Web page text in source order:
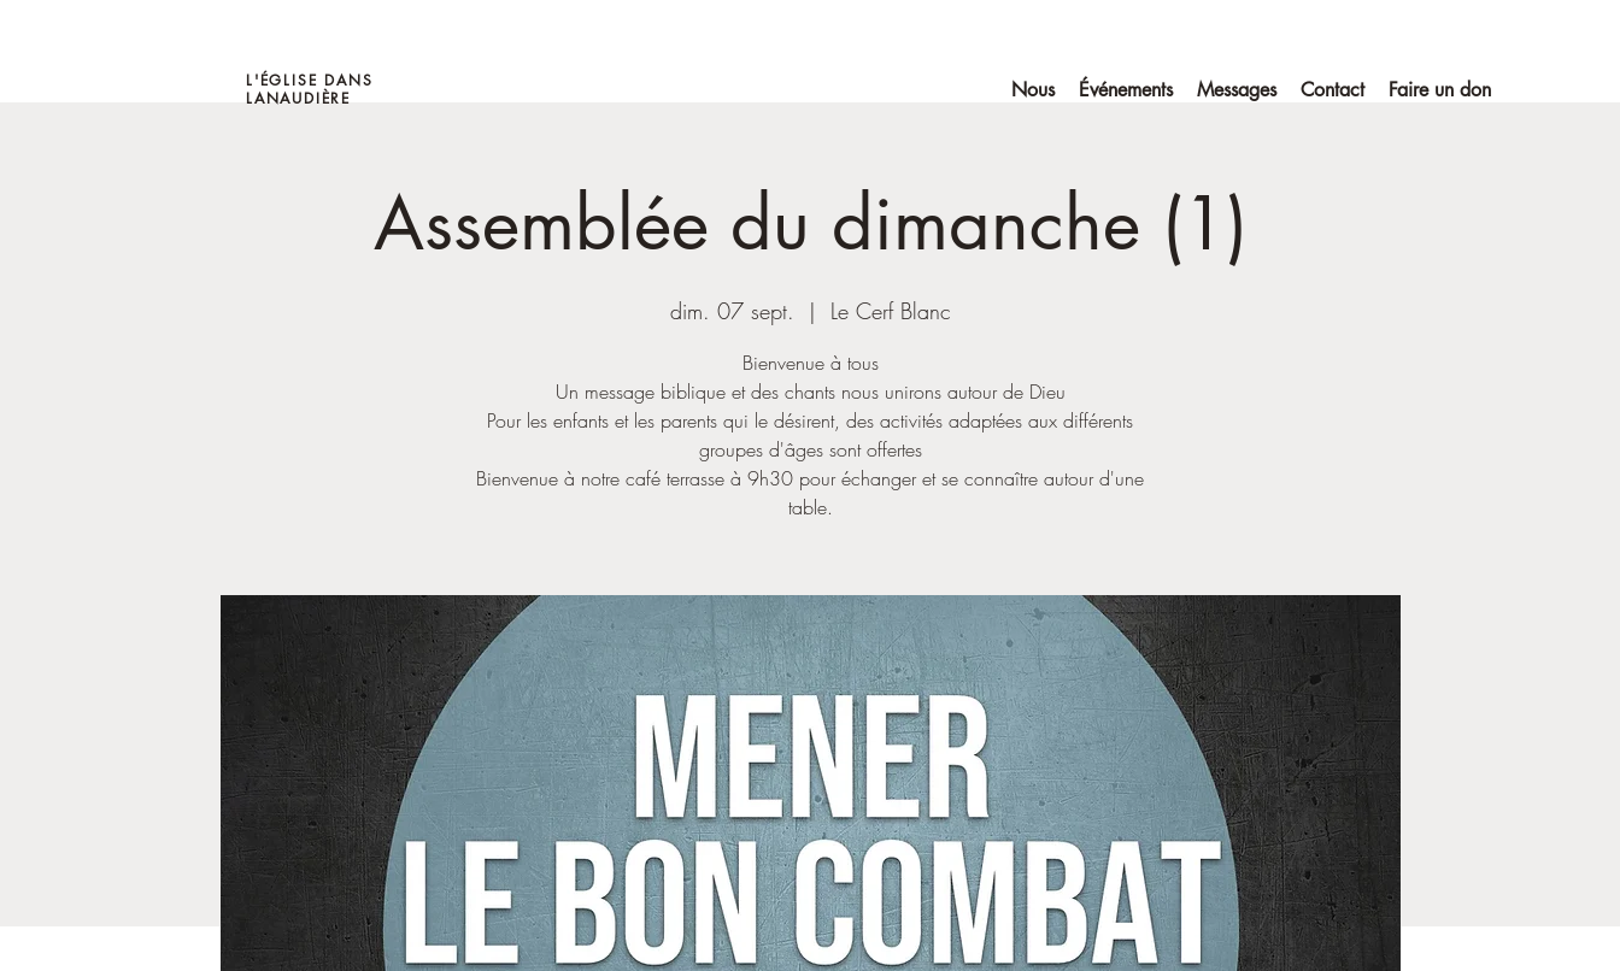
L'ÉGLISE DANS
LANAUDIÈRE
Nous Événements Messages Contact Faire un don
Assemblée du dimanche (1)
dim. 07 sept.
  |
Le Cerf Blanc
Bienvenue à tous
Un message biblique et des chants nous unirons autour de Dieu
Pour les enfants et les parents qui le désirent, des activités adaptées aux différents
groupes d'âges sont offertes
Bienvenue à notre café terrasse à 9h30 pour échanger et se connaître autour d'une
table.